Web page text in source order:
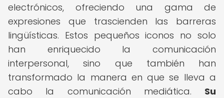
electrónicos, ofreciendo una gama de
expresiones que trascienden las barreras
lingüísticas. Estos pequeños iconos no solo
han enriquecido la comunicación
interpersonal, sino que también han
transformado la manera en que se lleva a
cabo la comunicación mediática. Su